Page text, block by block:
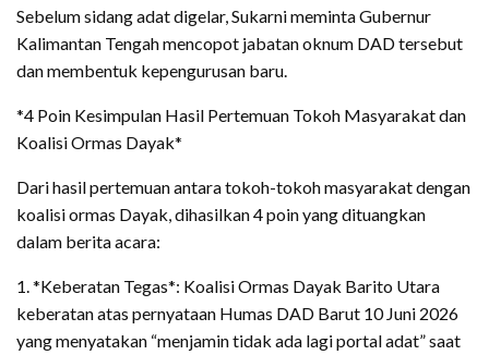
Sebelum sidang adat digelar, Sukarni meminta Gubernur
Kalimantan Tengah mencopot jabatan oknum DAD tersebut
dan membentuk kepengurusan baru.
*4 Poin Kesimpulan Hasil Pertemuan Tokoh Masyarakat dan
Koalisi Ormas Dayak*
Dari hasil pertemuan antara tokoh-tokoh masyarakat dengan
koalisi ormas Dayak, dihasilkan 4 poin yang dituangkan
dalam berita acara:
1. *Keberatan Tegas*: Koalisi Ormas Dayak Barito Utara
keberatan atas pernyataan Humas DAD Barut 10 Juni 2026
yang menyatakan “menjamin tidak ada lagi portal adat” saat